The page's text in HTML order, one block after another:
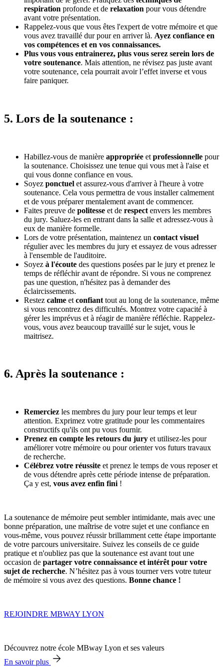
respiration profonde et de relaxation pour vous détendre
avant votre présentation.
Rappelez-vous que vous êtes l'expert de votre mémoire et que
vous avez travaillé dur pour en arriver là. Ayez confiance en
vos compétences et en vos connaissances.
Plus vous vous entrainerez, plus vous serez serein lors de
votre soutenance. Mais attention, ne révisez pas juste avant
votre soutenance, cela pourrait avoir l’effet inverse et vous
faire paniquer.
5. Lors de la soutenance :
Habillez-vous de manière appropriée et professionnelle pour
la soutenance. Choisissez une tenue qui vous met à l'aise et
qui vous donne confiance en vous.
Soyez ponctuel et assurez-vous d'arriver à l'heure à votre
soutenance. Cela vous permettra de vous installer calmement
et de vous préparer mentalement avant de commencer.
Faites preuve de politesse et de respect envers les membres
du jury. Saluez-les en entrant dans la salle et adressez-vous à
eux de manière formelle.
Lors de votre présentation, maintenez un contact visuel
régulier avec les membres du jury et essayez de vous adresser
à l'ensemble de l'auditoire.
Soyez à l'écoute des questions posées par le jury et prenez le
temps de réfléchir avant de répondre. Si vous ne comprenez
pas une question, n'hésitez pas à demander des
éclaircissements.
Restez calme et confiant tout au long de la soutenance, même
si vous rencontrez des difficultés. Montrez votre capacité à
gérer les imprévus et à réagir de manière réfléchie. Rappelez-
vous, vous avez beaucoup travaillé sur le sujet, vous le
maitrisez.
6. Après la soutenance :
Remerciez les membres du jury pour leur temps et leur
attention. Exprimez votre gratitude pour les commentaires
constructifs qu'ils ont pu vous fournir.
Prenez en compte les retours du jury et utilisez-les pour
améliorer votre mémoire ou pour orienter vos futurs travaux
de recherche.
Célébrez votre réussite et prenez le temps de vous reposer et
de vous détendre après cette période intense de préparation.
Ça y est, vous avez enfin fini !
La soutenance de mémoire peut sembler intimidante, mais avec une
bonne préparation, une maîtrise de votre sujet et une confiance en
vous-même, vous pouvez réussir brillamment cette étape importante
de votre parcours universitaire. Suivez les conseils de ce guide
pratique et n'oubliez pas que la soutenance est avant tout une
occasion de partager votre connaissance et intérêt pour votre
sujet de recherche. N’hésitez pas à vous tourner vers votre tuteur
de mémoire si vous avez des questions. Bonne chance !
REJOINDRE MBWAY LYON
Découvrez notre école MBway Lyon et ses valeurs
En savoir plus